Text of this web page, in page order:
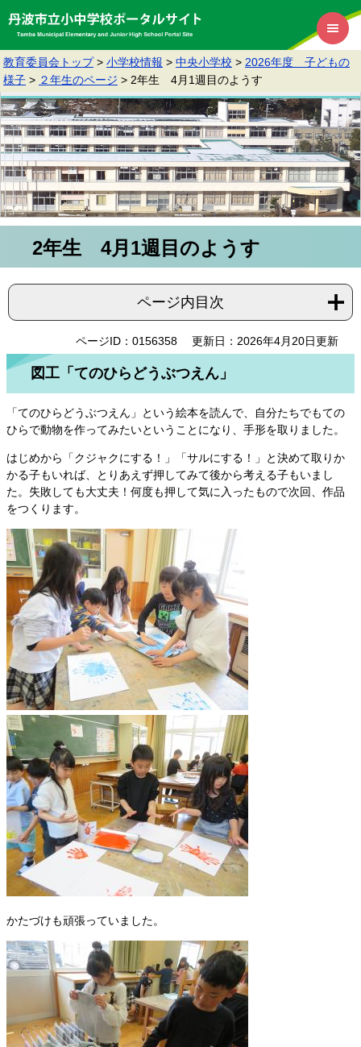
教育委員会トップ > 小学校情報 > 中央小学校 > 2026年度 子どもの
様子 > ２年生のページ > 2年生 4月1週目のようす
2年生 4月1週目のようす
ページ内目次
ページID：0156358 更新日：2026年4月20日更新
図工「てのひらどうぶつえん」
「てのひらどうぶつえん」という絵本を読んで、自分たちでもての
ひらで動物を作ってみたいということになり、手形を取りました。
はじめから「クジャクにする！」「サルにする！」と決めて取りか
かる子もいれば、とりあえず押してみて後から考える子もいまし
た。失敗しても大丈夫！何度も押して気に入ったもので次回、作品
をつくります。
かたづけも頑張っていました。